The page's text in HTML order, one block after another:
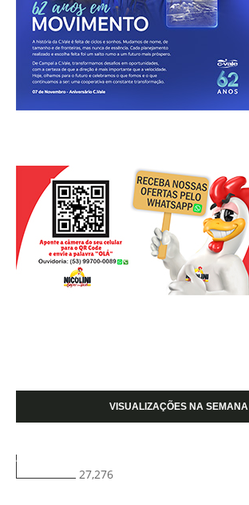
VISUALIZAÇÕES NA SEMANA
27,276